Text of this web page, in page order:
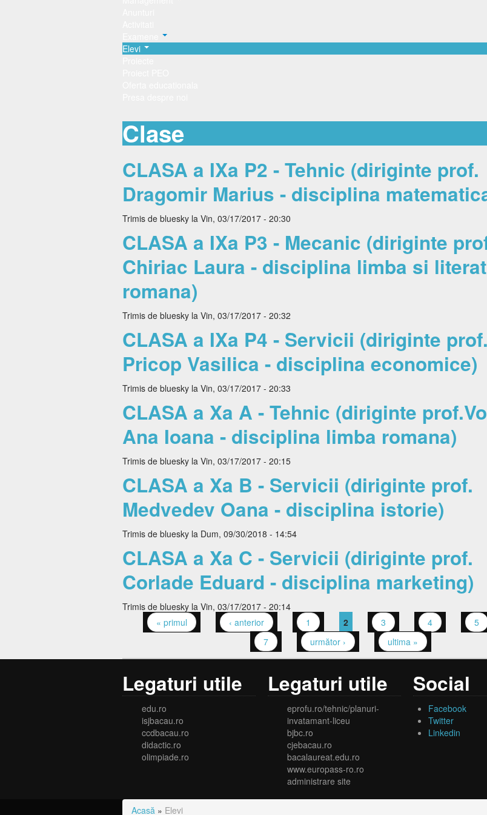
Elevi
Clase
CLASA a IXa P2 - Tehnic (diriginte prof.
Dragomir Marius - disciplina
Trimis de bluesky la Vin, 03/17/2017 - 20:30
CLASA a IXa P3 - Mecanic (diriginte
Chiriac Laura - disciplina limba si
romana)
Trimis de bluesky la Vin, 03/17/2017 - 20:32
CLASA a IXa P4 - Servicii (diriginte prof.
Pricop Vasilica - disciplina economice)
Trimis de bluesky la Vin, 03/17/2017 - 20:33
CLASA a Xa A - Tehnic (diriginte
Ana Ioana - disciplina limba romana)
Trimis de bluesky la Vin, 03/17/2017 - 20:15
CLASA a Xa B - Servicii (diriginte prof.
Medvedev Oana - disciplina istorie)
Trimis de bluesky la Dum, 09/30/2018 - 14:54
CLASA a Xa C - Servicii (diriginte prof.
Corlade Eduard - disciplina marketing)
Trimis de bluesky la Vin, 03/17/2017 - 20:14
Pagini
« primul ‹ anterior 1 2 3 4 5
7
următor › ultima »
Legaturi utile
edu.ro
isjbacau.ro
ccdbacau.ro
didactic.ro
olimpiade.ro
Legaturi utile
eprofu.ro/tehnic/planuri-
invatamant-liceu
bjbc.ro
cjebacau.ro
bacalaureat.edu.ro
www.europass-ro.ro
administrare site
Social
Facebook
Twitter
Linkedin
Acasă » Elevi